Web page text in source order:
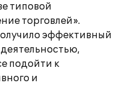
типовой
торговлей».
эффективный
подойти к
и